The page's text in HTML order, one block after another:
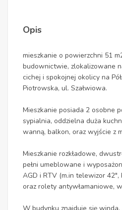
Opis
mieszkanie o powierzchni 51
budownictwie, zlokalizowane
cichej i spokojnej okolicy na
Piotrowska, ul. Szałwiowa.
Mieszkanie posiada 2 osobne
sypialnia, oddzielna duża
wanną, balkon, oraz wyjście z
Mieszkanie rozkładowe,
pełni umeblowane i
AGD i RTV (m.in telewizor 42",
oraz rolety antywłamaniowe,